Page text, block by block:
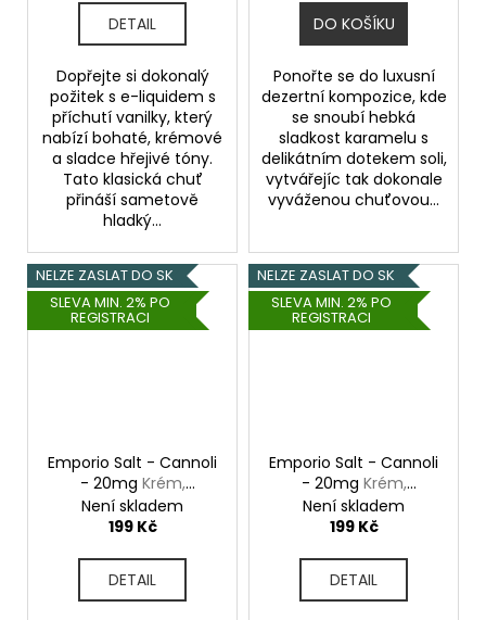
DETAIL
Dopřejte si dokonalý
požitek s e-liquidem s
příchutí vanilky, který
nabízí bohaté, krémové
a sladce hřejivé tóny.
Tato klasická chuť
přináší sametově
hladký...
DO KOŠÍKU
Ponořte se do luxusní
dezertní kompozice, kde
se snoubí hebká
sladkost karamelu s
delikátním dotekem soli,
vytvářejíc tak dokonale
vyváženou chuťovou...
NELZE ZASLAT DO SK
SLEVA MIN. 2% PO
REGISTRACI
Emporio Salt - Cannoli
- 20mg Krém,
Sušenka, Vanilka
Není skladem
199 Kč
DETAIL
NELZE ZASLAT DO SK
SLEVA MIN. 2% PO
REGISTRACI
Emporio Salt - Cannoli
- 20mg Krém,
Sušenka, Vanilka
Není skladem
199 Kč
DETAIL